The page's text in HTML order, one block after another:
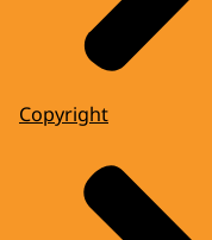
Copyright